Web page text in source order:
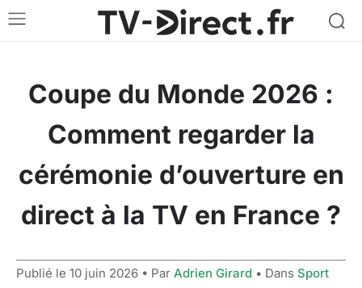
Coupe du Monde 2026 :
Comment regarder la
cérémonie d’ouverture en
direct à la TV en France ?
Publié le 10 juin 2026 • Par Adrien Girard • Dans Sport